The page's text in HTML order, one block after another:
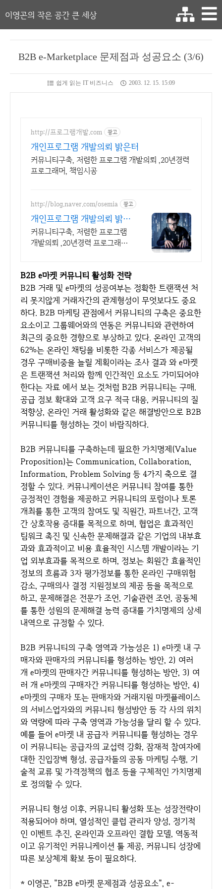
이영곤의 작은 공간 큰 세상
B2B e-Marketplace 문제점과 성공요소 (3/6)
쉽게 읽는 IT 비즈니스 2003. 12. 15. 15:09
http://프로그램개발.com 광고
개인프로그램 개발의뢰 밝은터
커뮤니티구축, 저렴한 프로그램 개발의뢰 ,20년경력
프로그래머, 책임시공
http://blog.naver.com/osemia 광고
개인프로그램 개발의뢰 밝은
터
커뮤니티구축, 저렴한 프로그램
개발의뢰 ,20년경력 프로그래머,
B2B e마켓 커뮤니티 활성화 전략
B2B 거래 및 e마켓의 성공여부는 정확한 트랜잭션 처
리 못지않게 거래자간의 관계형성이 무엇보다도 중요
하다. B2B 마케팅 관점에서 커뮤니티의 구축은 중요한
요소이고 그룹웨어와의 연동은 커뮤니티와 관련하여
최근의 중요한 경향으로 부상하고 있다. 온라인 고객의
62%는 온라인 채팅을 비롯한 각종 서비스가 제공될
경우 구매비중을 늘릴 계획이라는 조사 결과 와 e마켓
은 트랜잭션 처리와 함께 인간적인 요소도 가미되어야
한다는 자료 에서 보는 것처럼 B2B 커뮤니티는 구매.
공급 정보 확대와 고객 요구 적극 대응, 커뮤니티의 질
적향상, 온라인 거래 활성화와 같은 해결방안으로 B2B
커뮤니티를 형성하는 것이 바람직하다.
B2B 커뮤니티를 구축하는데 필요한 가치명제(Value
Proposition)는 Communication, Collaboration,
Information, Problem Solving 등 4가지 축으로 결
정할 수 있다. 커뮤니케이션은 커뮤니티 참여를 통한
긍정적인 경험을 제공하고 커뮤니티의 포럼이나 토론
개최를 통한 고객의 참여도 및 직원간, 파트너간, 고객
간 상호작용 증대를 목적으로 하며, 협업은 효과적인
팀워크 촉진 및 신속한 문제해결과 같은 기업의 내부효
과와 효과적이고 비용 효율적인 시스템 개발이라는 기
업 외부효과를 목적으로 하며, 정보는 회원간 효율적인
정보의 흐름과 3자 평가정보를 통한 온라인 구매위험
감소, 구매의사 결정 지원정보의 제공 등을 목적으로
하고, 문제해결은 전문가 조언, 기술관련 조언, 공동체
를 통한 성원의 문제해결 능력 증대를 가치명제의 상세
내역으로 규정할 수 있다.
B2B 커뮤니티의 구축 영역과 가능성은 1) e마켓 내 구
매자와 판매자의 커뮤니티를 형성하는 방안, 2) 여러
개 e마켓의 판매자간 커뮤니티를 형성하는 방안, 3) 여
러 개 e마켓의 구매자간 커뮤니티를 형성하는 방안, 4)
e마켓의 구매자 또는 판매자와 거래지원 마켓플레이스
의 서비스업자와의 커뮤니티 형성방안 등 각 사의 위치
와 역량에 따라 구축 영역과 가능성을 달리 할 수 있다.
예를 들어 e마켓 내 공급자 커뮤니티를 형성하는 경우
이 커뮤니티는 공급자의 교섭력 강화, 잠재적 참여자에
대한 진입장벽 형성, 공급자들의 공동 마케팅 수행, 기
술적 교류 및 가격정책의 협조 등을 구체적인 가치명제
로 정의할 수 있다.
커뮤니티 형성 이후, 커뮤니티 활성화 또는 성장전략이
적용되어야 하며, 열성적인 클럽 관리자 양성, 정기적
인 이벤트 추진, 온라인과 오프라인 결합 모델, 역동적
이고 유기적인 커뮤니케이션 툴 제공, 커뮤니티 성장에
따른 보상체계 확보 등이 필요하다.
* 이영곤, "B2B e마켓 문제점과 성공요소", e-